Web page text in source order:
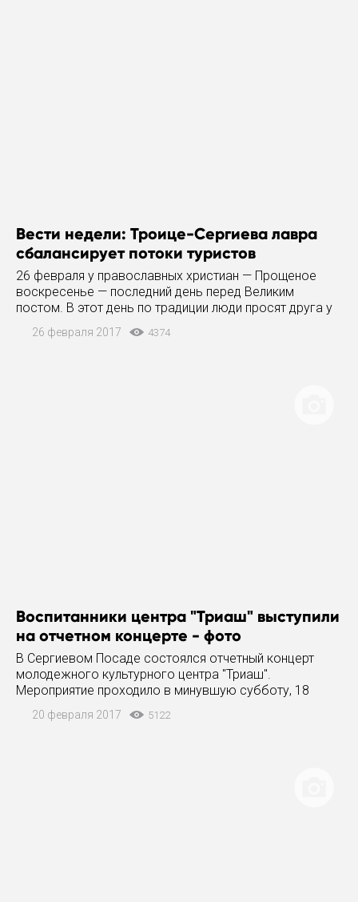
Вести недели: Троице-Сергиева лавра
сбалансирует потоки туристов
26 февраля у православных христиан — Прощеное
воскресенье — последний день перед Великим
постом. В этот день по традиции люди просят друга у
друга прощения и сами прощают, чтобы оставить в
прошлом недоразумения и обиды и вступить в Великий
26 февраля 2017 4374
Воспитанники центра "Триаш" выступили
на отчетном концерте - фото
В Сергиевом Посаде состоялся отчетный концерт
молодежного культурного центра "Триаш".
Мероприятие проходило в минувшую субботу, 18
февраля, в ОДЦ "Октябрь" и называлось "Назад в
90е!". В первой части концерта
20 февраля 2017 5122